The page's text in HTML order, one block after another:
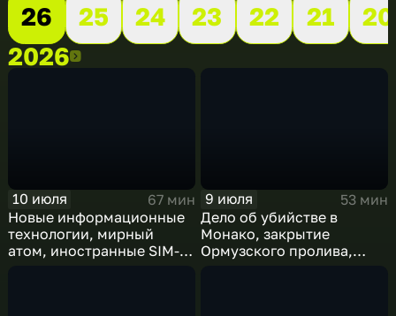
26
25 24 23 22 21
20
20262026
10 июля
67 мин
Новые информационные
технологии, мирный
атом, иностранные SIM-
9 июля
53 мин
Дело об убийстве в
Монако, закрытие
Ормузского пролива,